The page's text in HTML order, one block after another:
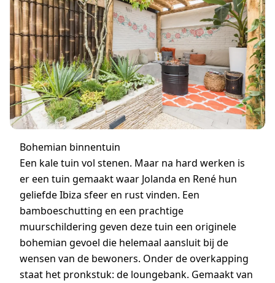
Bohemian binnentuin
Een kale tuin vol stenen. Maar na hard werken is
er een tuin gemaakt waar Jolanda en René hun
geliefde Ibiza sfeer en rust vinden. Een
bamboeschutting en een prachtige
muurschildering geven deze tuin een originele
bohemian gevoel die helemaal aansluit bij de
wensen van de bewoners. Onder de overkapping
staat het pronkstuk: de loungebank. Gemaakt van